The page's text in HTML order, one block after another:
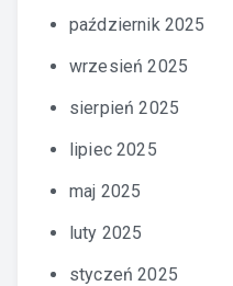
październik 2025
wrzesień 2025
sierpień 2025
lipiec 2025
maj 2025
luty 2025
styczeń 2025